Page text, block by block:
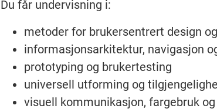
Du får undervisning i:
metoder for brukersentrert design
informasjonsarkitektur, navigasjon
prototyping og brukertesting
universell utforming og
visuell kommunikasjon, fargebruk